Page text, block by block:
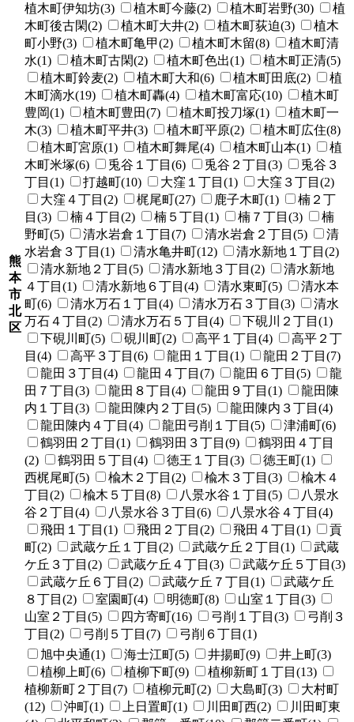
熊
本
市
北
区
植木町伊知坊(3)
植木町今藤(2) 植木町岩野(30)
植
木町後古閑(2)
植木町大井(2) 植木町荻迫(3)
植木
町小野(3)
植木町亀甲(2) 植木町木留(8)
植木町清
水(1)
植木町古閑(2) 植木町色出(1)
植木町正清(5)
植木町鈴麦(2)
植木町大和(6) 植木町田底(2)
植
木町滴水(19)
植木町轟(4) 植木町富応(10)
植木町
豊岡(1)
植木町豊田(7) 植木町投刀塚(1)
植木町一
木(3)
植木町平井(3) 植木町平原(2)
植木町広住(8)
植木町宮原(1)
植木町舞尾(4) 植木町山本(1)
植
木町米塚(6)
兎谷１丁目(6) 兎谷２丁目(3)
兎谷３
丁目(1)
打越町(10) 大窪１丁目(1)
大窪３丁目(2)
大窪４丁目(2)
梶尾町(27) 鹿子木町(1)
楠２丁
目(3)
楠４丁目(2) 楠５丁目(1) 楠７丁目(3)
楠
野町(5)
清水岩倉１丁目(7) 清水岩倉２丁目(5)
清
水岩倉３丁目(1)
清水亀井町(12)
清水新地１丁目(2)
清水新地２丁目(5)
清水新地３丁目(2)
清水新地
４丁目(1)
清水新地６丁目(4) 清水東町(5)
清水本
町(6)
清水万石１丁目(4) 清水万石３丁目(3)
清水
万石４丁目(2)
清水万石５丁目(4)
下硯川２丁目(1)
下硯川町(5)
硯川町(2) 高平１丁目(4)
高平２丁
目(4)
高平３丁目(6) 龍田１丁目(1)
龍田２丁目(7)
龍田３丁目(4)
龍田４丁目(7) 龍田６丁目(5)
龍
田７丁目(3)
龍田８丁目(4) 龍田９丁目(1)
龍田陳
内１丁目(3)
龍田陳内２丁目(5)
龍田陳内３丁目(4)
龍田陳内４丁目(4)
龍田弓削１丁目(5)
津浦町(6)
鶴羽田２丁目(1)
鶴羽田３丁目(9)
鶴羽田４丁目
(2)
鶴羽田５丁目(4) 徳王１丁目(3)
徳王町(1)
西梶尾町(5)
楡木２丁目(2) 楡木３丁目(3)
楡木４
丁目(2)
楡木５丁目(8) 八景水谷１丁目(5)
八景水
谷２丁目(4)
八景水谷３丁目(6)
八景水谷４丁目(4)
飛田１丁目(1)
飛田２丁目(2) 飛田４丁目(1)
貢
町(2)
武蔵ケ丘１丁目(2) 武蔵ケ丘２丁目(1)
武蔵
ケ丘３丁目(2)
武蔵ケ丘４丁目(3)
武蔵ケ丘５丁目(3)
武蔵ケ丘６丁目(2)
武蔵ケ丘７丁目(1)
武蔵ケ丘
８丁目(2)
室園町(4) 明徳町(8)
山室１丁目(3)
山室２丁目(5)
四方寄町(16) 弓削１丁目(3)
弓削３
丁目(2)
弓削５丁目(7)
弓削６丁目(1)
旭中央通(1)
海士江町(5) 井揚町(9)
井上町(3)
植柳上町(6)
植柳下町(9)
植柳新町１丁目(13)
植柳新町２丁目(7)
植柳元町(2) 大島町(3)
大村町
(12)
沖町(1) 上日置町(1) 川田町西(2)
川田町東